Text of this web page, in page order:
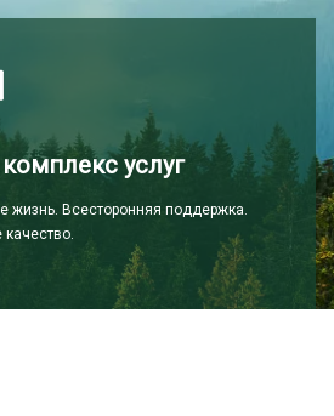
услуг
жизнь. Всесторонняя поддержка.